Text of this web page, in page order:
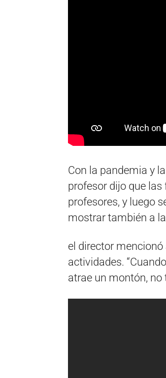
Con la pandemia y
profesor dijo que
profesores, y luego
mostrar también a
el director
actividades.
atrae un montón, no